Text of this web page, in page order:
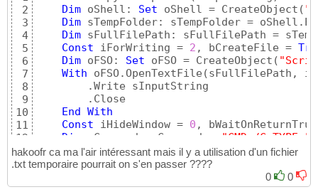
2
3
4
5
6
7
8
9
10
11
12
13
14
16
Dim oShell: Set oShell = CreateObject (
Dim sTempFolder: sTempFolder =
Dim sFullFilePath: sFullFilePath =
Const iForWriting = 2 , bCreateFile =
Dim oFSO: Set oFSO = CreateObject (
With oFSO.OpenTextFile (sFullFilePath,
        .Write sInputString
        .Close
End With
Const iHideWindow = 0 ,
Dim
sCommand: sCommand = "CMD /C TYPE "
oShell.Run sCommand, iHideWindow,
Set oShell = Nothing
End Function
hakoofr ca ma l'air intéressant mais il y a utilisation d'un fichier
.txt temporaire pourrait on s'en passer ????
0
0